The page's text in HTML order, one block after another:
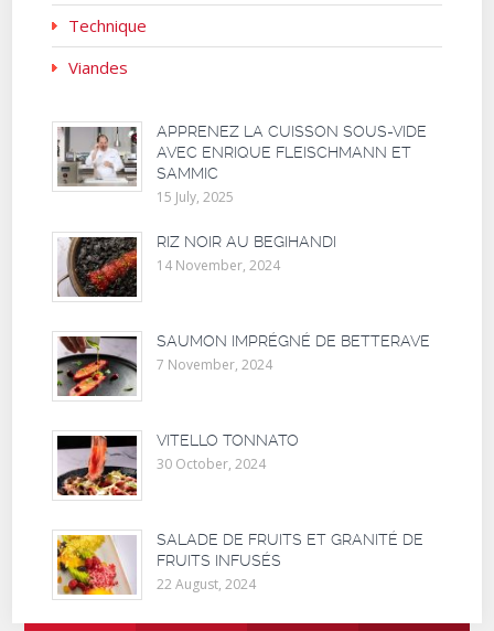
Technique
Viandes
APPRENEZ LA CUISSON SOUS-VIDE
AVEC ENRIQUE FLEISCHMANN ET
SAMMIC
15 July, 2025
RIZ NOIR AU BEGIHANDI
14 November, 2024
SAUMON IMPRÉGNÉ DE BETTERAVE
7 November, 2024
VITELLO TONNATO
30 October, 2024
SALADE DE FRUITS ET GRANITÉ DE
FRUITS INFUSÉS
22 August, 2024